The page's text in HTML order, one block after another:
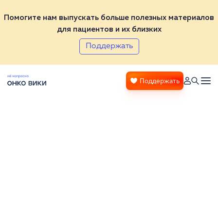
Помогите нам выпускать больше полезных материалов
для пациентов и их близких
Поддержать
Поддержать